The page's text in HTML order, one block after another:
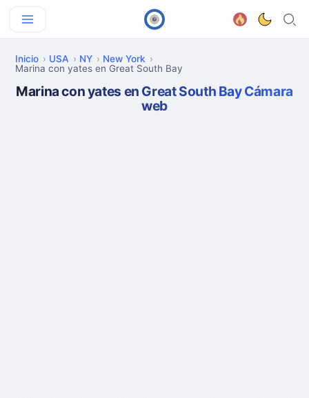
Inicio USA NY
New York
Marina con yates en Great South Bay
Marina con yates en Great South Bay Cámara
web